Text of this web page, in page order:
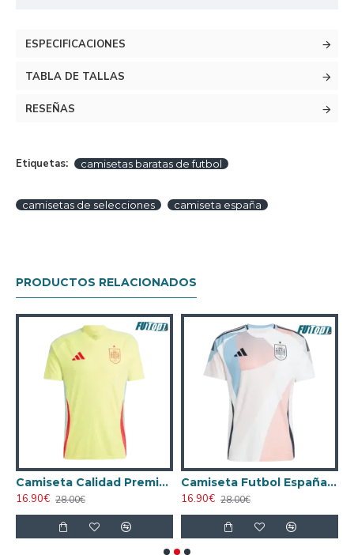
ESPECIFICACIONES
TABLA DE TALLAS
RESEÑAS
Etiquetas: camisetas baratas de futbol
camisetas de selecciones camiseta españa
PRODUCTOS RELACIONADOS
Camiseta Calidad Premium España Segunda Equipación 2024
16.90€ 28.00€
Camiseta Futbol España Away 2025 La EURO Femenina
16.90€ 28.00€